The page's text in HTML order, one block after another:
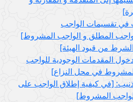
في تقسيمات الواجب
من قيود الهيئة]
المقدمات الوجودية للواجب
في محل النزاع‏]
[في كيفية إطلاق الواجب على
المشروط]